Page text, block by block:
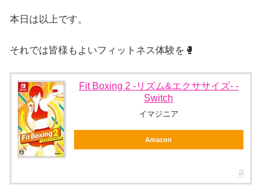
本日は以上です。
それでは皆様もよいフィットネス体験を🥊
Fit Boxing 2 -リズム&エクササイズ- -
Switch
イマジニア
Amazon